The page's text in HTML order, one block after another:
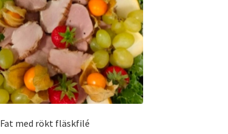
Fat med rökt fläskfilé